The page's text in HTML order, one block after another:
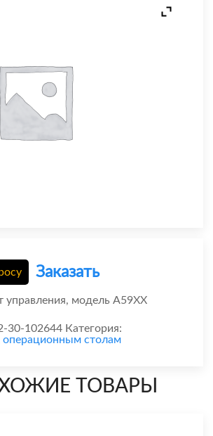
Заказать
управления, модель A59XX
30-102644 Категория:
операционным столам
ТОВАРЫ